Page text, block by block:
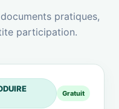
pratiques,
participation.
Gratuit